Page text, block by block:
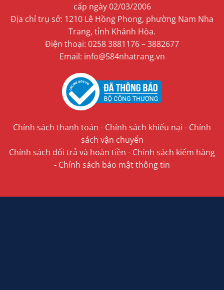
cấp ngày 02/03/2006
Địa chỉ trụ sở: 1210 Lê Hồng Phong, phường Nam Nha
Trang, tỉnh Khánh Hòa.
Điện thoại: 0258 3881176 – 3882677
Email: info@584nhatrang.vn
Chính sách thanh toán - Chính sách khiếu nại - Chính
sách vận chuyển
Chính sách đổi trả và hoàn tiền - Chính sách kiểm hàng
- Chính sách bảo mật thông tin